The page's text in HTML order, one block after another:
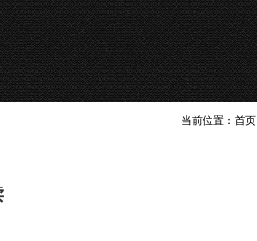
当前位置：首页